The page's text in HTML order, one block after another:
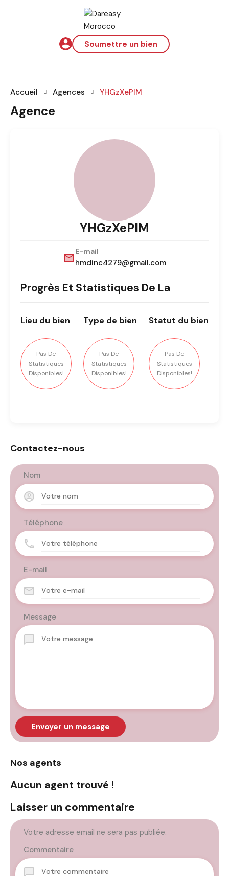
Soumettre un bien
Accueil Agences YHGzXePlM
Agence
YHGzXePlM
E-mail
hmdinc4279@gmail.com
Progrès Et Statistiques De La
Lieu du bien
Pas De
Statistiques
Disponibles!
Type de bien
Pas De
Statistiques
Disponibles!
Statut du bien
Pas De
Statistiques
Disponibles!
Contactez-nous
Nom
Téléphone
E-mail
Message
Envoyer un message
Nos agents
Aucun agent trouvé !
Laisser un commentaire
Votre adresse email ne sera pas publiée.
Commentaire